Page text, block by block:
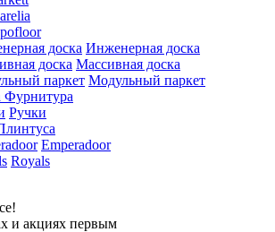
Инженерная доска
Массивная доска
Модульный паркет
Фурнитура
Ручки
Emperadoor
Royals
и акциях первым